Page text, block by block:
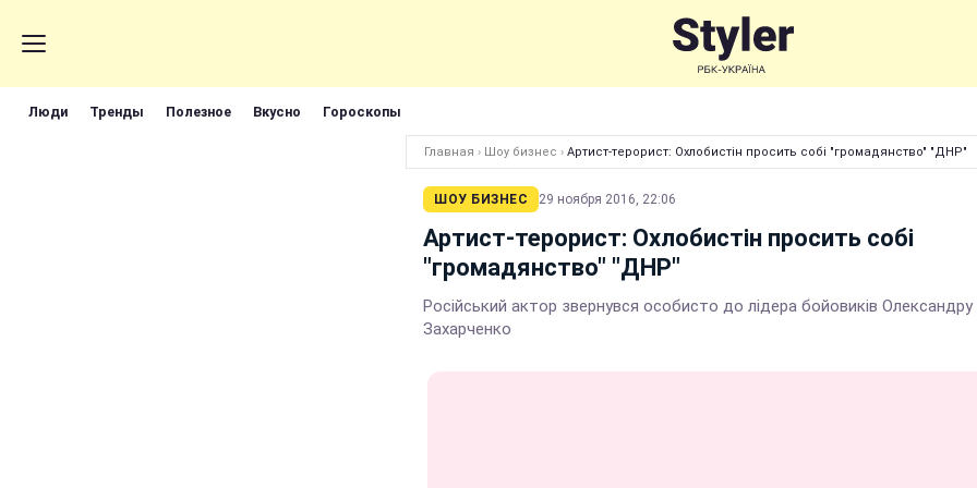
Люди Тренды Полезное Вкусно Гороскопы
Главная › Шоу бизнес › Артист-терорист: Охлобистін просить собі "громадянство" "ДНР"
ШОУ БИЗНЕС 29 ноября 2016, 22:06
Артист-терорист: Охлобистін просить собі
"громадянство" "ДНР"
Російський актор звернувся особисто до лідера бойовиків Олександру
Захарченко